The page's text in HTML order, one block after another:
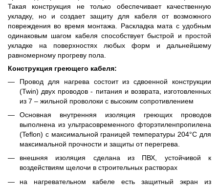
Такая конструкция не только обеспечивает качественную
укладку, но и создает защиту для кабеля от возможного
повреждения во время монтажа. Раскладка мата с удобным
одинаковым шагом кабеля способствует быстрой и простой
укладке на поверхностях любых форм и дальнейшему
равномерному прогреву пола.
Конструкция греющего кабеля:
Провод для нагрева состоит из сдвоенной конструкции
(Twin) двух проводов - питания и возврата, изготовленных
из 7 – жильной проволоки с высоким сопротивлением
Основная внутренняя изоляция греющих проводов
выполнена из ультрасовременного фторэтиленпропилена
(Teflon) с максимальной границей температуры 204°C для
максимальной прочности и защиты от перегрева.
внешняя изоляция сделана из ПВХ, устойчивой к
воздействиям щелочи в строительных растворах
на нагревательном кабеле есть защитный экран из